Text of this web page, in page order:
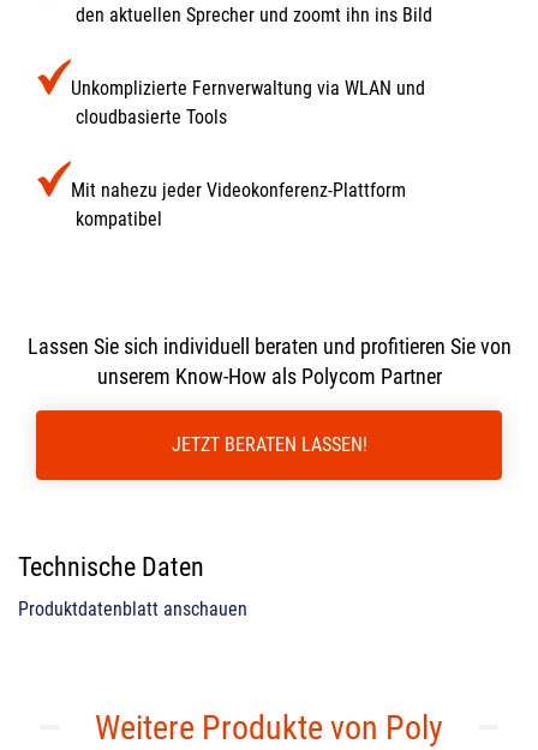
den aktuellen Sprecher und zoomt ihn ins Bild
Unkomplizierte Fernverwaltung via WLAN und
cloudbasierte Tools
Mit nahezu jeder Videokonferenz-Plattform
kompatibel
Lassen Sie sich individuell beraten und profitieren Sie von
unserem Know-How als Polycom Partner
JETZT BERATEN LASSEN!
Technische Daten
Produktdatenblatt anschauen
Weitere Produkte von Poly